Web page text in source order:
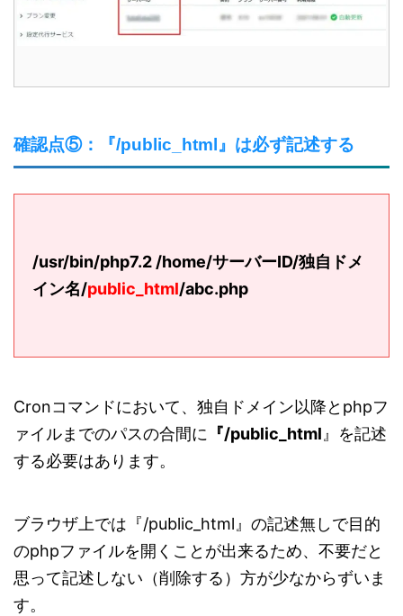
確認点⑤：『/public_html』は必ず記述する
/usr/bin/php7.2/home/サーバーID/独自ドメ
イン名/public_html/abc.php
Cronコマンドにおいて、独自ドメイン以降とphpフ
ァイルまでのパスの合間に 『/public_html』を記述
する必要はあります。
ブラウザ上では『/public_html』の記述無しで目的
のphpファイルを開くことが出来るため、不要だと
思って記述しない（削除する）方が少なからずいま
す。